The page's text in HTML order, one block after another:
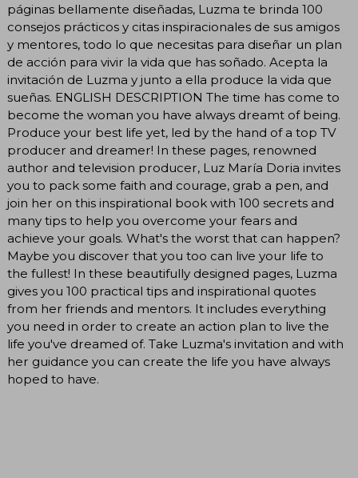
páginas bellamente diseñadas, Luzma te brinda 100
consejos prácticos y citas inspiracionales de sus amigos
y mentores, todo lo que necesitas para diseñar un plan
de acción para vivir la vida que has soñado. Acepta la
invitación de Luzma y junto a ella produce la vida que
sueñas. ENGLISH DESCRIPTION The time has come to
become the woman you have always dreamt of being.
Produce your best life yet, led by the hand of a top TV
producer and dreamer! In these pages, renowned
author and television producer, Luz María Doria invites
you to pack some faith and courage, grab a pen, and
join her on this inspirational book with 100 secrets and
many tips to help you overcome your fears and
achieve your goals. What's the worst that can happen?
Maybe you discover that you too can live your life to
the fullest! In these beautifully designed pages, Luzma
gives you 100 practical tips and inspirational quotes
from her friends and mentors. It includes everything
you need in order to create an action plan to live the
life you've dreamed of. Take Luzma's invitation and with
her guidance you can create the life you have always
hoped to have.